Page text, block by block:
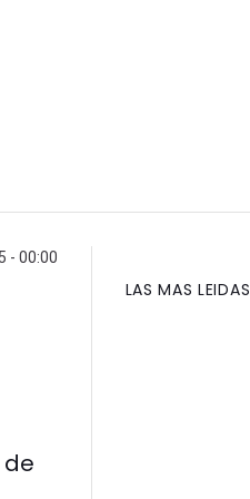
- 00:00
LAS MAS LEIDAS